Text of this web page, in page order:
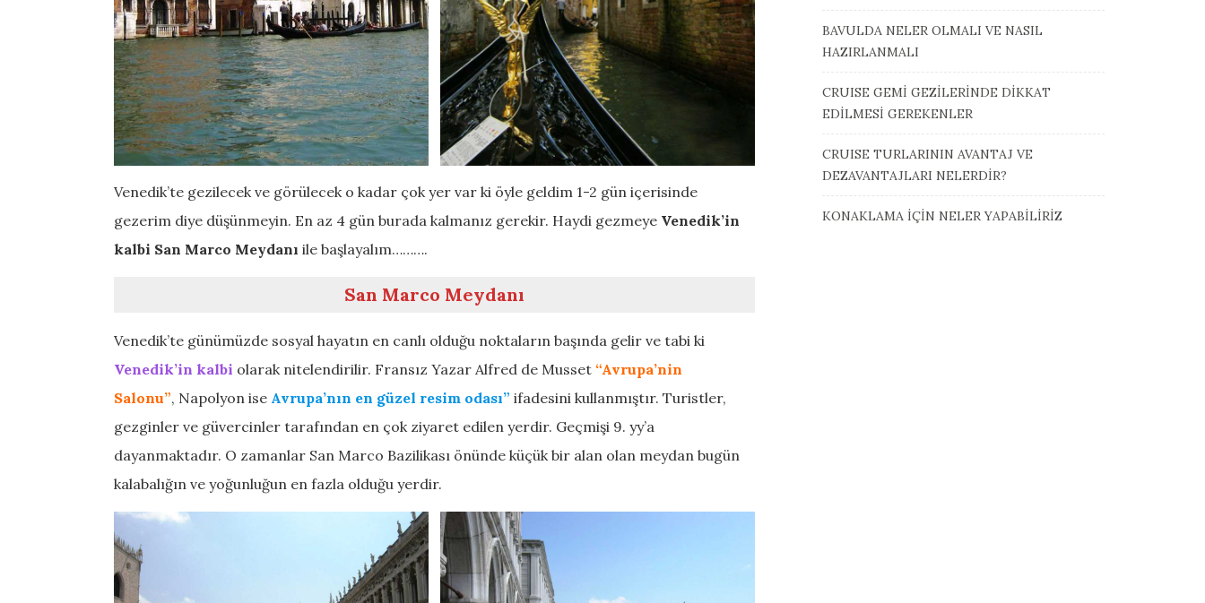
Venedik’te gezilecek ve görülecek o kadar çok yer var ki öyle geldim 1-2 gün içerisinde
gezerim diye düşünmeyin. En az 4 gün burada kalmanız gerekir. Haydi gezmeye Venedik’in
kalbi San Marco Meydanı ile başlayalım……….
San Marco Meydanı
Venedik’te günümüzde sosyal hayatın en canlı olduğu noktaların başında gelir ve tabi ki
Venedik’in kalbi olarak nitelendirilir. Fransız Yazar Alfred de Musset “Avrupa’nin
Salonu”, Napolyon ise Avrupa’nın en güzel resim odası” ifadesini kullanmıştır. Turistler,
gezginler ve güvercinler tarafından en çok ziyaret edilen yerdir. Geçmişi 9. yy’a
dayanmaktadır. O zamanlar San Marco Bazilikası önünde küçük bir alan olan meydan bugün
kalabalığın ve yoğunluğun en fazla olduğu yerdir.
BAVULDA NELER OLMALI VE NASIL
HAZIRLANMALI
CRUISE GEMİ GEZİLERİNDE DİKKAT
EDİLMESİ GEREKENLER
CRUISE TURLARININ AVANTAJ VE
DEZAVANTAJLARI NELERDİR?
KONAKLAMA İÇİN NELER YAPABİLİRİZ